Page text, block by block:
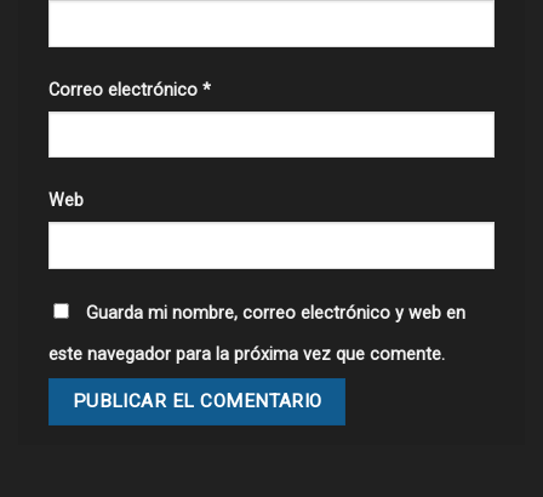
Correo electrónico *
Web
Guarda mi nombre, correo electrónico y web en
este navegador para la próxima vez que comente.